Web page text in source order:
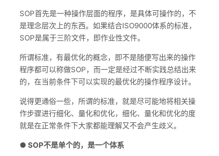
SOP首先是一种操作层面的程序，是具体可操作的，不
是理念层次上的东西。如果结合ISO9000体系的标准，
SOP是属于三阶文件，即作业性文件。
所谓标准，有最优化的概念，即不是随便写出来的操作
程序都可以称做SOP，而一定是经过不断实践总结出来
的，在当前条件下可以实现的最优化的操作程序设计。
说得更通俗一些，所谓的标准，就是尽可能地将相关操
作步骤进行细化、量化和优化，细化、量化和优化的度
就是在正常条件下大家都能理解又不会产生歧义。
● SOP不是单个的，是一个体系